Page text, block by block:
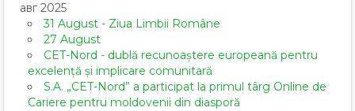
авг 2025
31 August - Ziua Limbii Române
27 August
CET-Nord - dublă recunoaștere europeană pentru
excelență și implicare comunitară
S.A. „CET-Nord” a participat la primul târg Online de
Cariere pentru moldovenii din diasporă